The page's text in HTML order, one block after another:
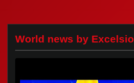
World news by Excelsio